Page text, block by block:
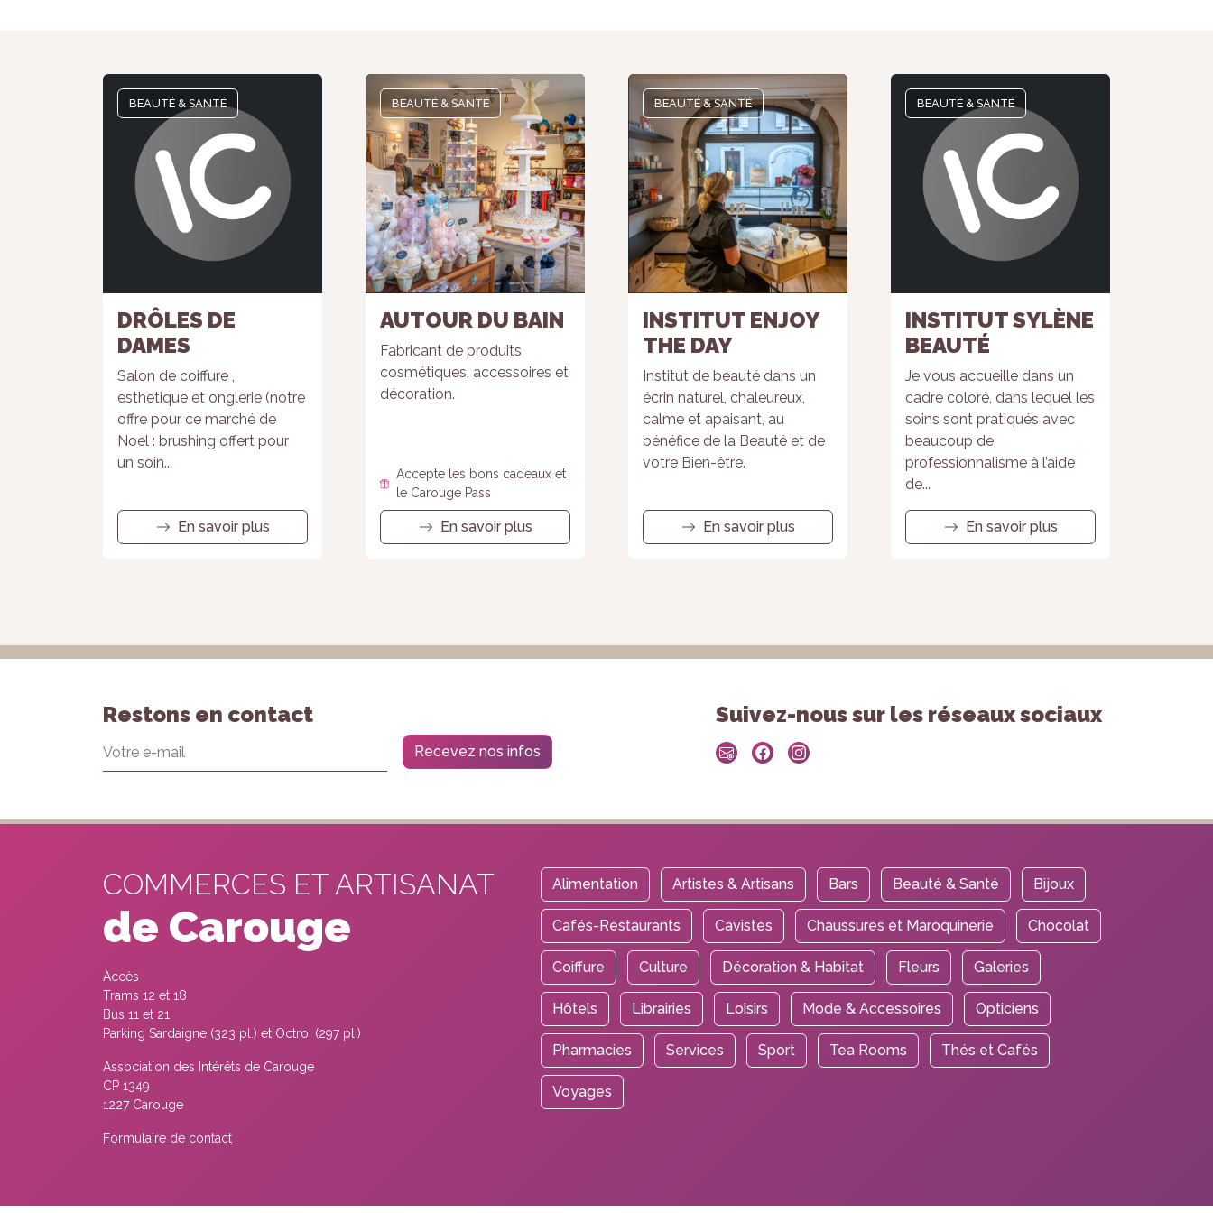
BEAUTÉ & SANTÉ
DRÔLES DE
DAMES
Salon de coiffure ,
esthetique et onglerie (notre
offre pour ce marché de
Noel : brushing offert pour
un soin...
En savoir plus
BEAUTÉ & SANTÉ
AUTOUR DU BAIN
Fabricant de produits
cosmétiques, accessoires et
décoration.
Accepte les bons cadeaux et
le Carouge Pass
En savoir plus
BEAUTÉ & SANTÉ
INSTITUT ENJOY
THE DAY
Institut de beauté dans un
écrin naturel, chaleureux,
calme et apaisant, au
bénéfice de la Beauté et de
votre Bien-être.
En savoir plus
BEAUTÉ & SANTÉ
INSTITUT SYLÈNE
BEAUTÉ
Je vous accueille dans un
cadre coloré, dans lequel les
soins sont pratiqués avec
beaucoup de
professionnalisme à l’aide
de...
En savoir plus
Restons en contact
Recevez nos infos
Suivez-nous sur les réseaux sociaux
COMMERCES ET ARTISANAT
de Carouge
Accès
Trams 12 et 18
Bus 11 et 21
Parking Sardaigne (323 pl.) et Octroi (297 pl.)
Association des Intérêts de Carouge
CP 1349
1227 Carouge
Formulaire de contact
Alimentation Artistes & Artisans Bars Beauté & Santé Bijoux
Cafés-Restaurants Cavistes Chaussures et Maroquinerie Chocolat
Coiffure Culture Décoration & Habitat Fleurs Galeries
Hôtels Librairies Loisirs Mode & Accessoires Opticiens
Pharmacies Services Sport Tea Rooms Thés et Cafés
Voyages